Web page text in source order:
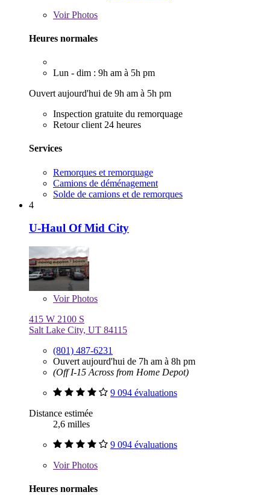
VoirPhotos
Heures normales
Lun - dim : 9h am à 5h pm
Ouvert aujourd'hui de 9h am à 5h pm
Inspection gratuite du remorquage
Retour client 24 heures
Services
Remorques et remorquage
Camions de déménagement
Solde de camions et de remorques
4
U-Haul Of Mid City
VoirPhotos
415 W 2100 S
Salt Lake City, UT 84115
(801) 487-6231
Ouvert aujourd'hui de 7h am à 8h pm
(Off I-15 Across from Home Depot)
9 094 évaluations
Distance estimée
2,6 milles
9 094 évaluations
VoirPhotos
Heures normales